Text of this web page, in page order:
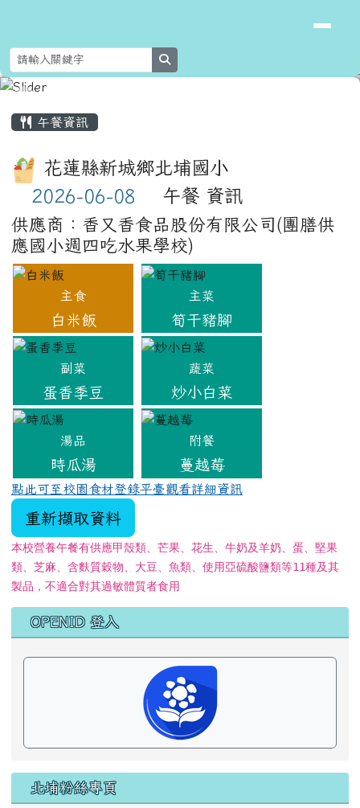
午餐資訊
花蓮縣新城鄉北埔國小
午餐 資訊
供應商：香又香食品股份有限公司(團膳供
應國小週四吃水果學校)
主食
白米飯
主菜
筍干豬腳
副菜
蛋香季豆
蔬菜
炒小白菜
湯品
時瓜湯
附餐
蔓越莓
點此可至校園食材登錄平臺觀看詳細資訊
重新擷取資料
本校營養午餐有供應甲殼類、芒果、花生、牛奶及羊奶、蛋、堅果
類、芝麻、含麩質穀物、大豆、魚類、使用亞硫酸鹽類等11種及其
製品，不適合對其過敏體質者食用
左邊區域內容
OPENID 登入
北埔粉絲專頁